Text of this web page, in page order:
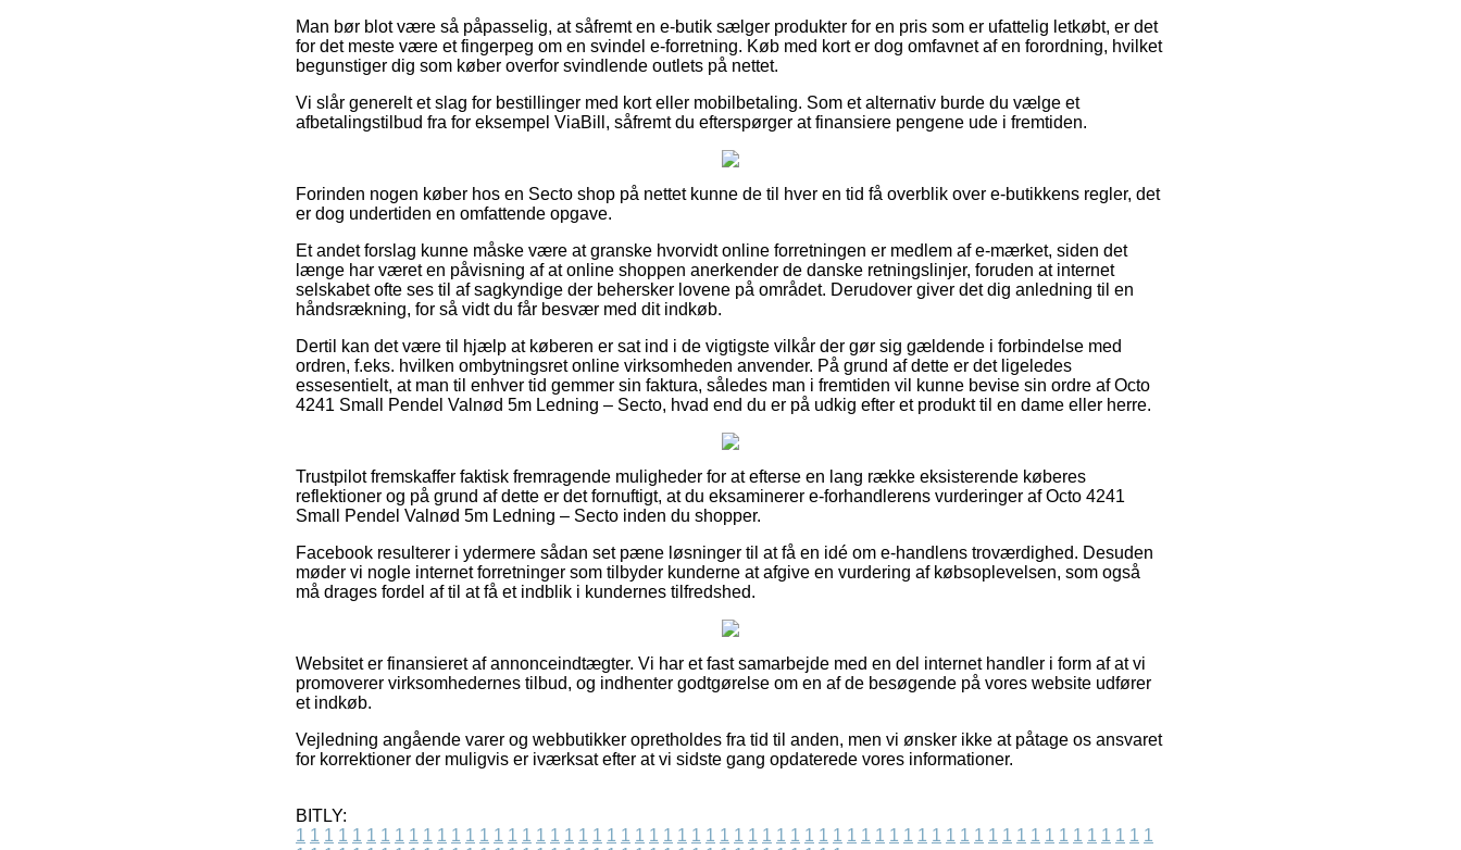
Man bør blot være så påpasselig, at såfremt en e-butik sælger produkter for en pris som er ufattelig letkøbt, er det
for det meste være et fingerpeg om en svindel e-forretning. Køb med kort er dog omfavnet af en forordning, hvilket
begunstiger dig som køber overfor svindlende outlets på nettet.
Vi slår generelt et slag for bestillinger med kort eller mobilbetaling. Som et alternativ burde du vælge et
afbetalingstilbud fra for eksempel ViaBill, såfremt du efterspørger at finansiere pengene ude i fremtiden.
Forinden nogen køber hos en Secto shop på nettet kunne de til hver en tid få overblik over e-butikkens regler, det
er dog undertiden en omfattende opgave.
Et andet forslag kunne måske være at granske hvorvidt online forretningen er medlem af e-mærket, siden det
længe har været en påvisning af at online shoppen anerkender de danske retningslinjer, foruden at internet
selskabet ofte ses til af sagkyndige der behersker lovene på området. Derudover giver det dig anledning til en
håndsrækning, for så vidt du får besvær med dit indkøb.
Dertil kan det være til hjælp at køberen er sat ind i de vigtigste vilkår der gør sig gældende i forbindelse med
ordren, f.eks. hvilken ombytningsret online virksomheden anvender. På grund af dette er det ligeledes
essesentielt, at man til enhver tid gemmer sin faktura, således man i fremtiden vil kunne bevise sin ordre af Octo
4241 Small Pendel Valnød 5m Ledning – Secto, hvad end du er på udkig efter et produkt til en dame eller herre.
Trustpilot fremskaffer faktisk fremragende muligheder for at efterse en lang række eksisterende køberes
reflektioner og på grund af dette er det fornuftigt, at du eksaminerer e-forhandlerens vurderinger af Octo 4241
Small Pendel Valnød 5m Ledning – Secto inden du shopper.
Facebook resulterer i ydermere sådan set pæne løsninger til at få en idé om e-handlens troværdighed. Desuden
møder vi nogle internet forretninger som tilbyder kunderne at afgive en vurdering af købsoplevelsen, som også
må drages fordel af til at få et indblik i kundernes tilfredshed.
Websitet er finansieret af annonceindtægter. Vi har et fast samarbejde med en del internet handler i form af at vi
promoverer virksomhedernes tilbud, og indhenter godtgørelse om en af de besøgende på vores website udfører
et indkøb.
Vejledning angående varer og webbutikker opretholdes fra tid til anden, men vi ønsker ikke at påtage os ansvaret
for korrektioner der muligvis er iværksat efter at vi sidste gang opdaterede vores informationer.
BITLY:
1 1 1 1 1 1 1 1 1 1 1 1 1 1 1 1 1 1 1 1 1 1 1 1 1 1 1 1 1 1 1 1 1 1 1 1 1 1 1 1 1 1 1 1 1 1 1 1 1 1 1 1 1 1 1 1 1 1 1 1 1